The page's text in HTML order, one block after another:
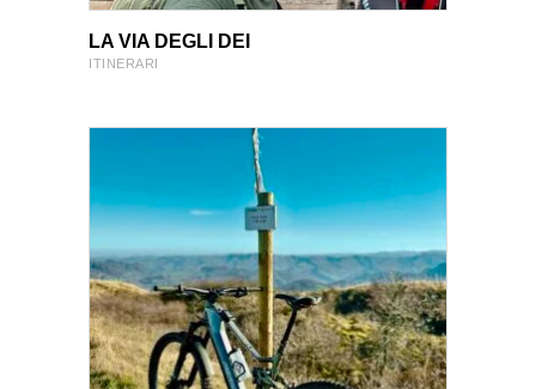
VIEW PRODUCT
VIEW PRODUCT
LA VIA DEGLI DEI
ITINERARI